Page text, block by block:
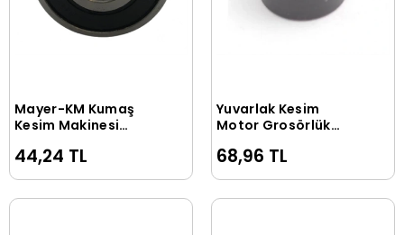
Sepete Ekle
Mayer-KM Kumaş
Kesim Makinesi
123
44,24 TL
Sepete Ekle
Yuvarlak Kesim
Motor Grosörlük
68,96 TL